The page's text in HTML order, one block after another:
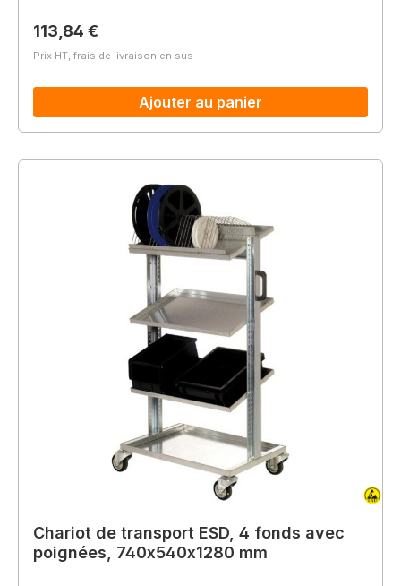
Prix régulier :
113,84 €
Prix HT, frais de livraison en sus
Ajouter au panier
Chariot de transport ESD, 4 fonds avec
poignées, 740x540x1280 mm